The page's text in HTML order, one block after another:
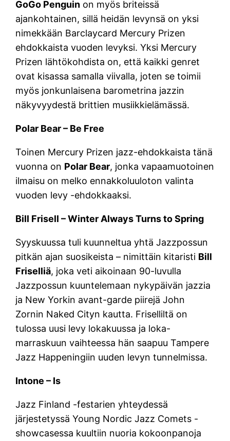
GoGo Penguin on myös briteissä
ajankohtainen, sillä heidän levynsä on yksi
nimekkään Barclaycard Mercury Prizen
ehdokkaista vuoden levyksi. Yksi Mercury
Prizen lähtökohdista on, että kaikki genret
ovat kisassa samalla viivalla, joten se toimii
myös jonkunlaisena barometrina jazzin
näkyvyydestä brittien musiikkielämässä.
Polar Bear – Be Free
Toinen Mercury Prizen jazz-ehdokkaista tänä
vuonna on Polar Bear, jonka vapaamuotoinen
ilmaisu on melko ennakkoluuloton valinta
vuoden levy -ehdokkaaksi.
Bill Frisell – Winter Always Turns to Spring
Syyskuussa tuli kuunneltua yhtä Jazzpossun
pitkän ajan suosikeista – nimittäin kitaristi Bill
Friselliä, joka veti aikoinaan 90-luvulla
Jazzpossun kuuntelemaan nykypäivän jazzia
ja New Yorkin avant-garde piirejä John
Zornin Naked Cityn kautta. Friselliltä on
tulossa uusi levy lokakuussa ja loka-
marraskuun vaihteessa hän saapuu Tampere
Jazz Happeningiin uuden levyn tunnelmissa.
Intone – Is
Jazz Finland -festarien yhteydessä
järjestetyssä Young Nordic Jazz Comets -
showcasessa kuultiin nuoria kokoonpanoja